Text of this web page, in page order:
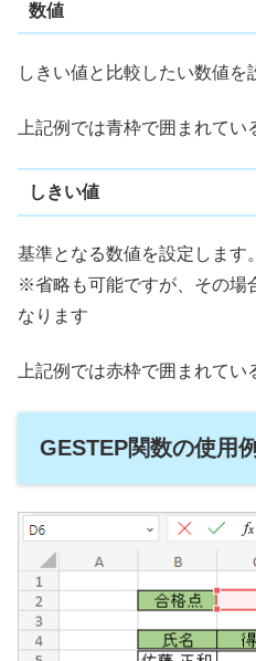
数値
しきい値と比較したい数値を
上記例では青枠で囲まれてい
しきい値
基準となる数値を設定します。
※省略も可能ですが、その場
なります
上記例では赤枠で囲まれてい
GESTEP関数の使用例